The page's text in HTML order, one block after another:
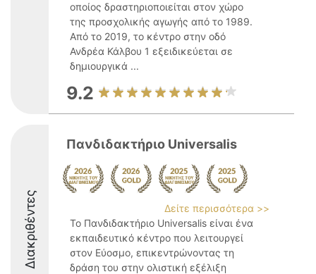
οποίος δραστηριοποιείται στον χώρο
της προσχολικής αγωγής από το 1989.
Από το 2019, το κέντρο στην οδό
Ανδρέα Κάλβου 1 εξειδικεύεται σε
δημιουργικά ...
9.2
Διακριθέντες
Πανδιδακτήριο Universalis
Δείτε περισσότερα >>
Το Πανδιδακτήριο Universalis είναι ένα
εκπαιδευτικό κέντρο που λειτουργεί
στον Εύοσμο, επικεντρώνοντας τη
δράση του στην ολιστική εξέλιξη